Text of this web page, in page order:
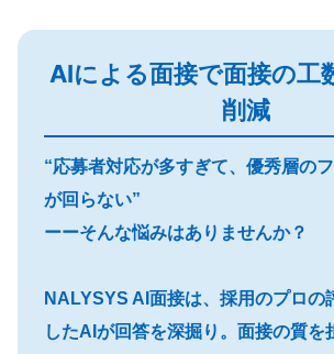
AIによる面接で面接の工
削減
“応募者対応が多すぎて、優秀層の
が回らない”
ーーそんな悩みはありませんか？
NALYSYS AI面接は、採用のプロの
したAIが回答を深掘り。面接の質を